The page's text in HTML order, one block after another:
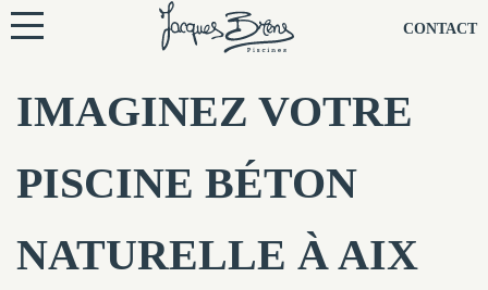
CONTACT
IMAGINEZ VOTRE
PISCINE BÉTON
NATURELLE À AIX
NOS PISCINES
NOTRE TECHNIQUE
NOS CONSEILS